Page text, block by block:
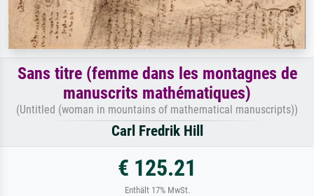
Sans titre (femme dans les montagnes de
manuscrits mathématiques)
(Untitled (woman in mountains of mathematical manuscripts))
Carl Fredrik Hill
€ 125.21
Enthält 17% MwSt.